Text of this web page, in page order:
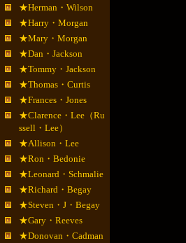
★Herman・Wilson
★Harry・Morgan
★Mary・Morgan
★Dan・Jackson
★Tommy・Jackson
★Thomas・Curtis
★Frances・Jones
★Clarence・Lee（Ru
ssell・Lee）
★Allison・Lee
★Ron・Bedonie
★Leonard・Schmalie
★Richard・Begay
★Steven・J・Begay
★Gary・Reeves
★Donovan・Cadman